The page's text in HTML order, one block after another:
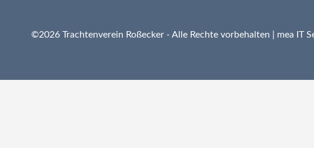
©2026 Trachtenverein Roßecker - Alle Rechte vorbehalten | mea IT